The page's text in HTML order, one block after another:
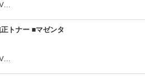
トナー ■マゼンタ